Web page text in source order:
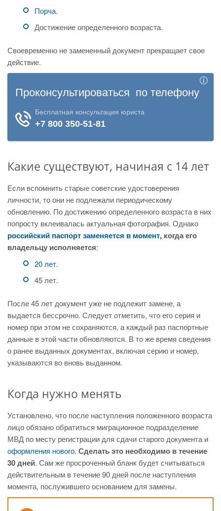
Порча.
Достижение определенного возраста.
Своевременно не замененный документ прекращает свое
действие.
Какие существуют, начиная с 14 лет
Если вспомнить старые советские удостоверения
личности, то они не подлежали периодическому
обновлению. По достижению определенного возраста в них
попросту вклеивалась актуальная фотография. Однако
российский паспорт заменяется в момент, когда его
владельцу исполняется:
20 лет.
45 лет.
После 45 лет документ уже не подлежит замене, а
выдается бессрочно. Следует отметить, что его серия и
номер при этом не сохраняются, а каждый раз паспортные
данные в этой части обновляются. В то же время сведения
о ранее выданных документах, включая серию и номер,
указываются во вновь выданном.
Когда нужно менять
Установлено, что после наступления положенного возраста
лицо обязано обратиться миграционное подразделение
МВД по месту регистрации для сдачи старого документа и
оформления нового. Сделать это необходимо в течение
30 дней. Сам же просроченный бланк будет считываться
действительным в течение 90 дней после наступления
момента, послужившего основанием для замены.